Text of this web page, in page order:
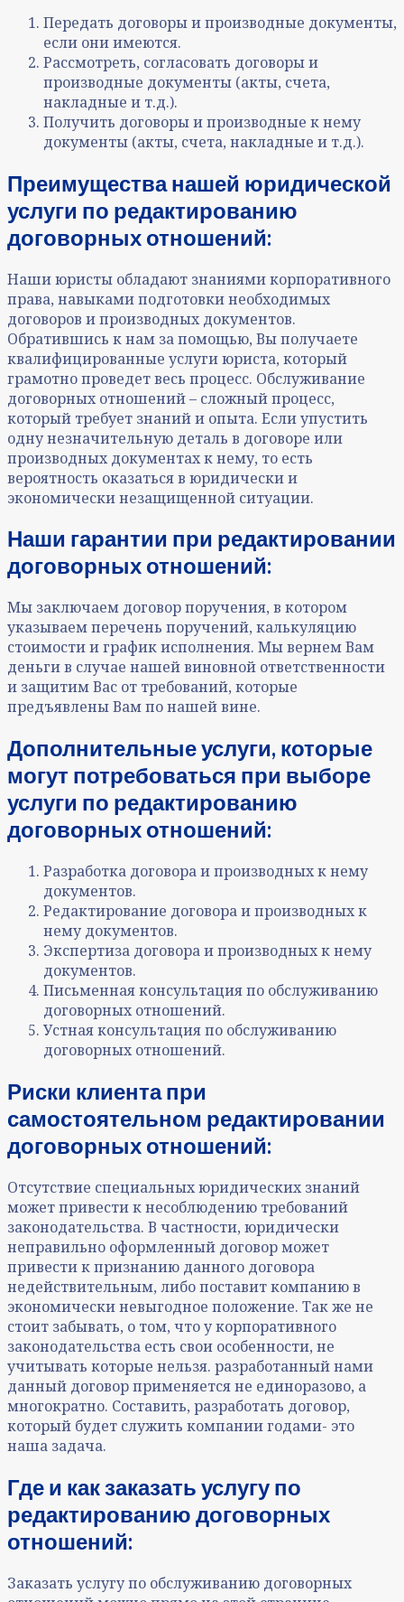
Передать договоры и производные документы,
если они имеются.
Рассмотреть, согласовать договоры и
производные документы (акты, счета,
накладные и т.д.).
Получить договоры и производные к нему
документы (акты, счета, накладные и т.д.).
Преимущества нашей юридической
услуги по редактированию
договорных отношений:
Наши юристы обладают знаниями корпоративного
права, навыками подготовки необходимых
договоров и производных документов.
Обратившись к нам за помощью, Вы получаете
квалифицированные услуги юриста, который
грамотно проведет весь процесс. Обслуживание
договорных отношений – сложный процесс,
который требует знаний и опыта. Если упустить
одну незначительную деталь в договоре или
производных документах к нему, то есть
вероятность оказаться в юридически и
экономически незащищенной ситуации.
Наши гарантии при редактировании
договорных отношений:
Мы заключаем договор поручения, в котором
указываем перечень поручений, калькуляцию
стоимости и график исполнения. Мы вернем Вам
деньги в случае нашей виновной ответственности
и защитим Вас от требований, которые
предъявлены Вам по нашей вине.
Дополнительные услуги, которые
могут потребоваться при выборе
услуги по редактированию
договорных отношений:
Разработка договора и производных к нему
документов.
Редактирование договора и производных к
нему документов.
Экспертиза договора и производных к нему
документов.
Письменная консультация по обслуживанию
договорных отношений.
Устная консультация по обслуживанию
договорных отношений.
Риски клиента при
самостоятельном редактировании
договорных отношений:
Отсутствие специальных юридических знаний
может привести к несоблюдению требований
законодательства. В частности, юридически
неправильно оформленный договор может
привести к признанию данного договора
недействительным, либо поставит компанию в
экономически невыгодное положение. Так же не
стоит забывать, о том, что у корпоративного
законодательства есть свои особенности, не
учитывать которые нельзя. разработанный нами
данный договор применяется не единоразово, а
многократно. Составить, разработать договор,
который будет служить компании годами- это
наша задача.
Где и как заказать услугу по
редактированию договорных
отношений:
Заказать услугу по обслуживанию договорных